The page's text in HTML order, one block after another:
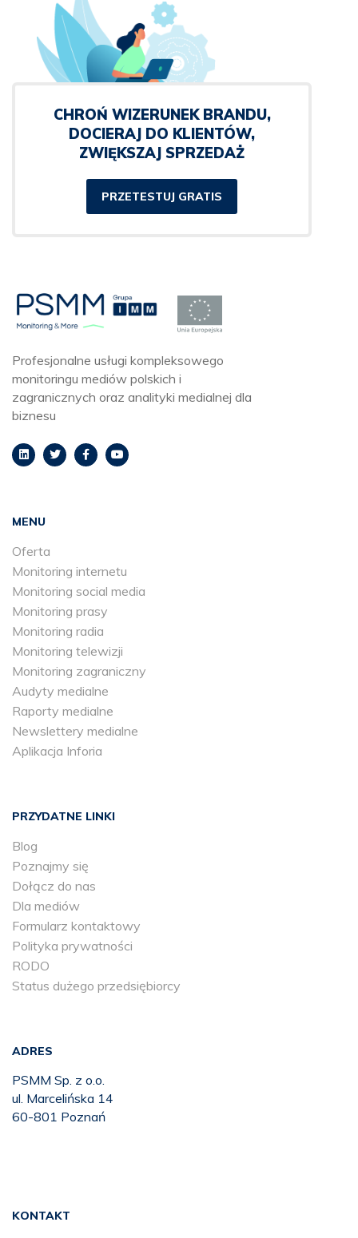
CHROŃ WIZERUNEK BRANDU,
DOCIERAJ DO KLIENTÓW,
ZWIĘKSZAJ SPRZEDAŻ
PRZETESTUJ GRATIS
Profesjonalne usługi kompleksowego
monitoringu mediów polskich i
zagranicznych oraz analityki medialnej dla
biznesu
MENU
Oferta
Monitoring internetu
Monitoring social media
Monitoring prasy
Monitoring radia
Monitoring telewizji
Monitoring zagraniczny
Audyty medialne
Raporty medialne
Newslettery medialne
Aplikacja Inforia
PRZYDATNE LINKI
Blog
Poznajmy się
Dołącz do nas
Dla mediów
Formularz kontaktowy
Polityka prywatności
RODO
Status dużego przedsiębiorcy
ADRES
PSMM Sp. z o.o.
ul. Marcelińska 14
60-801 Poznań
KONTAKT